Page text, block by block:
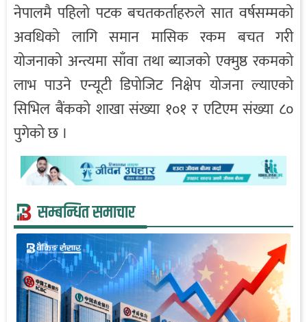
नेपालमै पहिलो पटक बचतकर्ताहरुले सात वर्षसम्मको
अवधिको लागि समान मासिक रकम बचत गरी
योजनाको अन्त्यमा साँवा तथा ब्याजको एक्मुष्ठ रकमको
लाभ पाउने एन्यूटी डिपोजिट निक्षेप योजना ल्याएको
सिभिल बैंकको शाखा संख्या १०१ र एटिएम संख्या ८०
पुगेको छ ।
सम्बन्धित समाचार